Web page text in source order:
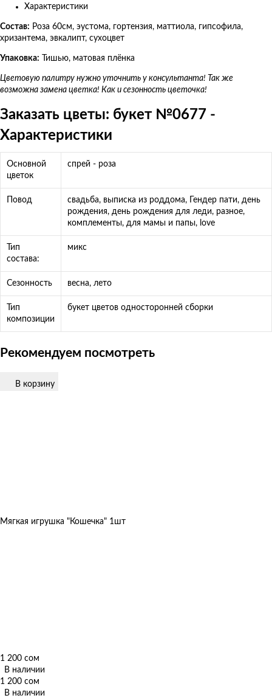
Характеристики
Состав: Роза 60см, эустома, гортензия, маттиола, гипсофила,
хризантема, эвкалипт, сухоцвет
Упаковка: Тишью, матовая плёнка
Цветовую палитру нужно уточнить у консультанта! Так же
возможна замена цветка! Как и сезонность цветочка!
Заказать цветы: букет №0677 -
Характеристики
Основной
цветок
спрей - роза
Повод
свадьба, выписка из роддома, Гендер пати, день
рождения, день рождения для леди, разное,
комплементы, для мамы и папы, love
Тип
состава:
микс
Сезонность весна, лето
Тип
композиции
букет цветов односторонней сборки
Рекомендуем посмотреть
В корзину
Мягкая игрушка "Кошечка" 1шт
1 200 сом
В наличии
1 200 сом
В наличии